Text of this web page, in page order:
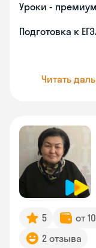
Уроки - премиум
Подготовка к
Читать
5 от
2 отзыва